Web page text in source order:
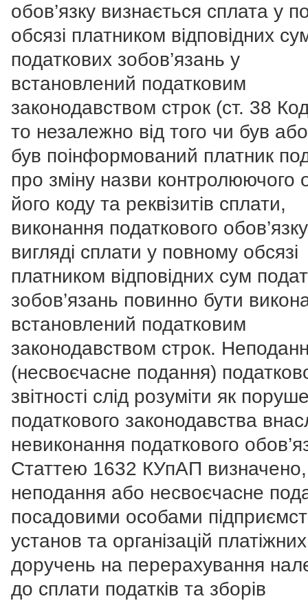
обов’язку визнається сплата у
обсязі платником відповідних
податкових зобов’язань у
встановлений податковим
законодавством строк (ст. 38
то незалежно від того чи був
був поінформований платник
про зміну назви контролюючого
його коду та реквізитів сплати,
виконання податкового
вигляді сплати у повному обсязі
платником відповідних сум
зобов’язань повинно бути
встановлений податковим
законодавством строк.
(несвоєчасне подання)
звітності слід розуміти як
податкового законодавства
невиконання податкового
Статтею 1632 КУпАП
неподання або несвоєчасне
посадовими особами
установ та організацій платіжних
доручень на перерахування
до сплати податків та зборів